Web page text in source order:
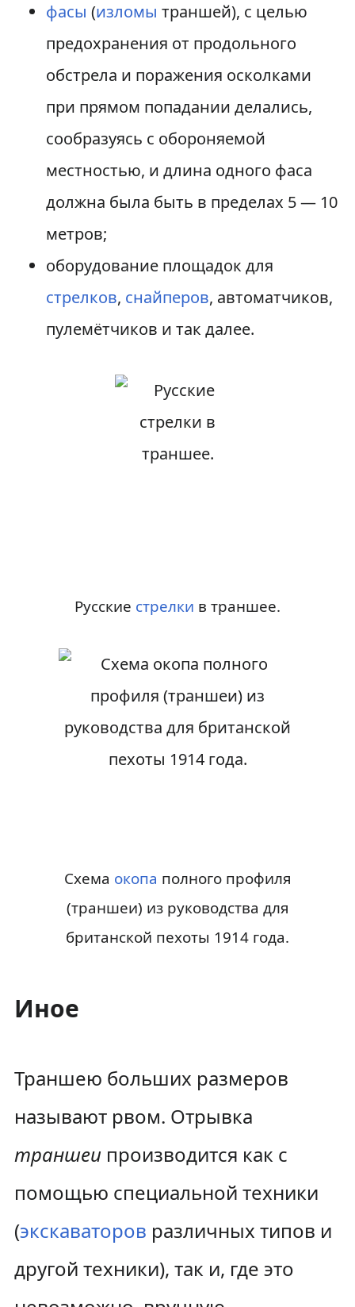
фасы (изломы траншей), с целью
предохранения от продольного
обстрела и поражения осколками
при прямом попадании делались,
сообразуясь с обороняемой
местностью, и длина одного фаса
должна была быть в пределах 5 — 10
метров;
оборудование площадок для
стрелков, снайперов, автоматчиков,
пулемётчиков и так далее.
Русские стрелки в траншее.
Схема окопа полного профиля
(траншеи) из руководства для
британской пехоты 1914 года.
Иное
Траншею больших размеров
называют рвом. Отрывка
траншеи производится как с
помощью специальной техники
(экскаваторов различных типов и
другой техники), так и, где это